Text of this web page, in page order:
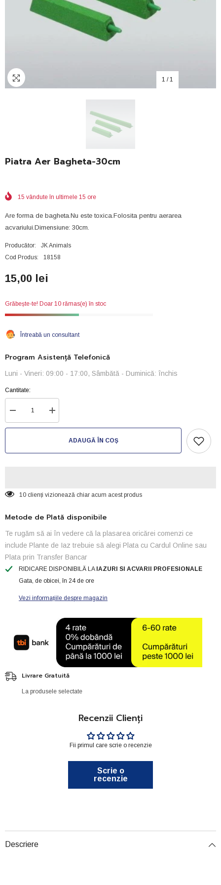
1 / 1
Piatra Aer Bagheta-30cm
15 vândute în ultimele 15 ore
Are forma de bagheta.Nu este toxica.Folosita pentru aerarea
acvariului.Dimensiune: 30cm.
Producător:
JK Animals
Cod Produs:
18158
15,00 lei
Grăbește-te! Doar 10 rămas(e) în stoc
Întreabă un consultant
Program Asistență Telefonică
Luni - Vineri: 09:00 - 17:00, Sâmbătă - Duminică: închis
Cantitate:
Reduceți
cantitatea
pentru
Creșteți
cantitatea
pentru
ADAUGĂ ÎN COȘ
10 clienți vizionează chiar acum acest produs
Metode de Plată disponibile
Te rugăm să ai în vedere că la plasarea oricărei comenzi ce
include Plante de Iaz trebuie să alegi Plata cu Cardul Online sau
Plata prin Transfer Bancar
RIDICARE DISPONIBILĂ LA IAZURI SI ACVARII PROFESIONALE
Gata, de obicei, în 24 de ore
Vezi informațiile despre magazin
Livrare Gratuită
La produsele selectate
Recenzii Clienți
Fii primul care scrie o recenzie
Scrie o
recenzie
Descriere